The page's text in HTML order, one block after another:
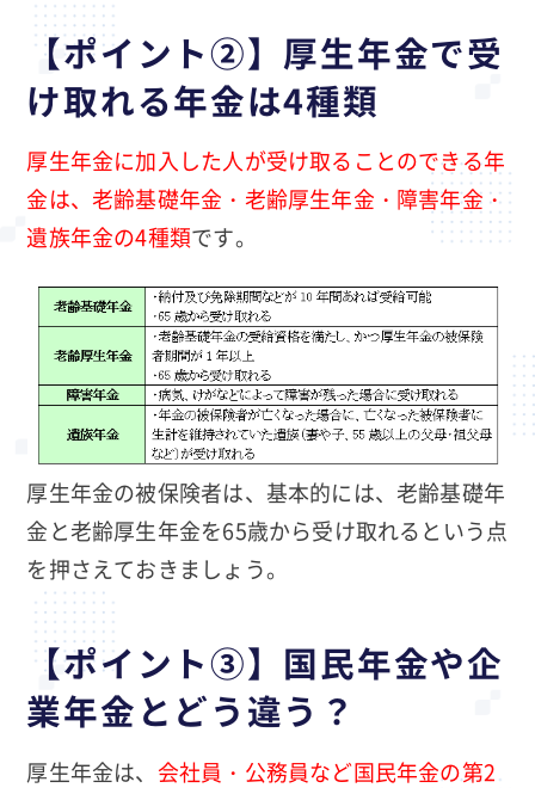
【ポイント②】厚生年金で受
け取れる年金は4種類
厚生年金に加入した人が受け取ることのできる年
金は、老齢基礎年金・老齢厚生年金・障害年金・
遺族年金の4種類です。
厚生年金の被保険者は、基本的には、老齢基礎年
金と老齢厚生年金を65歳から受け取れるという点
を押さえておきましょう。
【ポイント③】国民年金や企
業年金とどう違う？
厚生年金は、 会社員・公務員など国民年金の第2